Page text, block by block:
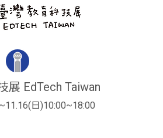
展 EdTech Taiwan
日)10:00~18:00